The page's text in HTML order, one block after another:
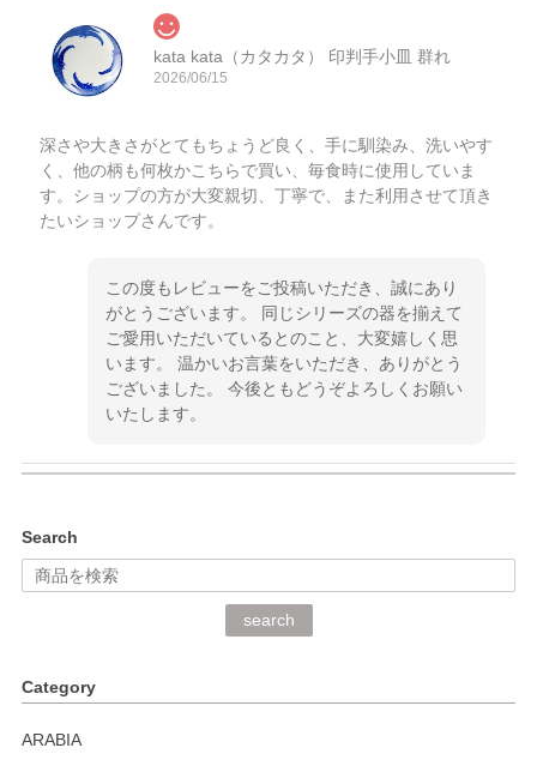
kata kata（カタカタ） 印判手小皿 群れ
2026/06/15
深さや大きさがとてもちょうど良く、手に馴染み、洗いやす
く、他の柄も何枚かこちらで買い、毎食時に使用していま
す。ショップの方が大変親切、丁寧で、また利用させて頂き
たいショップさんです。
この度もレビューをご投稿いただき、誠にあり
がとうございます。 同じシリーズの器を揃えて
ご愛用いただいているとのこと、大変嬉しく思
います。 温かいお言葉をいただき、ありがとう
ございました。 今後ともどうぞよろしくお願い
いたします。
深さや大きさがとてもちょうど良く、手に馴染み、洗いやす
く、他の柄も何枚かこちらで買い、毎食時に使用していま
く交換して下さいました。
Search
search
Category
ARABIA